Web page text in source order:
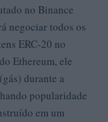
no Binance
negociar todos os
ERC-20 no
Ethereum, ele
durante a
popularidade
em um